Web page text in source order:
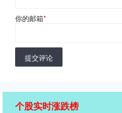
你的邮箱*
提交评论
个股实时涨跌榜